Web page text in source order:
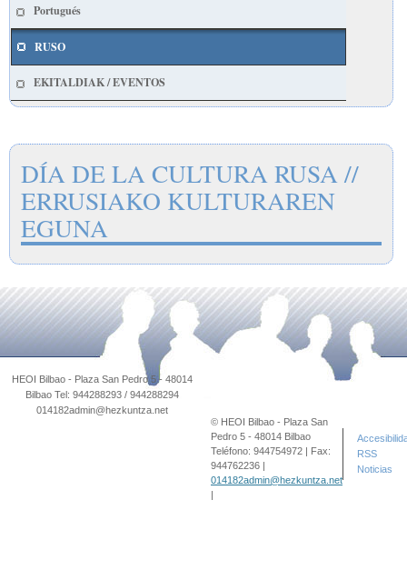
Portugués
RUSO
EKITALDIAK / EVENTOS
DÍA DE LA CULTURA RUSA //
ERRUSIAKO KULTURAREN
EGUNA
© HEOI Bilbao - Plaza San
Pedro 5 - 48014 Bilbao
Teléfono: 944754972 | Fax:
944762236 |
014182admin@hezkuntza.net
|
RSS
Noticias